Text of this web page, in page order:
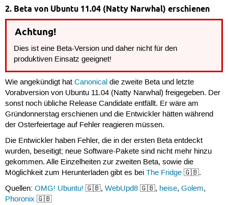
2. Beta von Ubuntu 11.04 (Natty Narwhal) erschienen
Achtung!
Dies ist eine Beta-Version und daher nicht für den
produktiven Einsatz geeignet!
Wie angekündigt hat Canonicaldie zweite Beta und letzte
Vorabversion von Ubuntu 11.04 (Natty Narwhal) freigegeben. Der
sonst noch übliche Release Candidate entfällt. Er wäre am
Gründonnerstag erschienen und die Entwickler hätten während
der Osterfeiertage auf Fehler reagieren müssen.
Die Entwickler haben Fehler, die in der ersten Beta entdeckt
wurden, beseitigt; neue Software-Pakete sind nicht mehr hinzu
gekommen. Alle Einzelheiten zur zweiten Beta, sowie die
Möglichkeit zum Herunterladen gibt es bei The Fridge🇬🇧.
Quellen: OMG! Ubuntu! 🇬🇧, WebUpd8🇬🇧, heise, Golem,
Phoronix 🇬🇧